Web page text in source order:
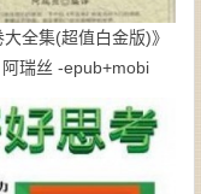
大全集(超值白金版)》
阿瑞丝 -epub+mobi